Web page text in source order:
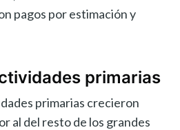
pagos por estimación y
primarias
primarias crecieron
al del resto de los grandes